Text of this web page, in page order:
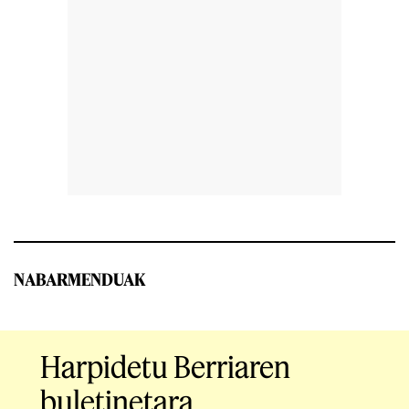
NABARMENDUAK
Harpidetu Berriaren
buletinetara